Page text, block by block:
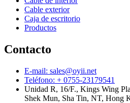
Cable exterior
Caja de escritorio
Productos
Contacto
E-mail: sales@oyii.net
Teléfono: + 0755-23179541
Unidad R, 16/F., Kings Wing
Shek Mun, Sha Tin, NT, Hong